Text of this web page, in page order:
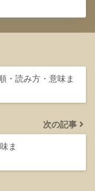
・読み方・意味ま
次の記事
ま